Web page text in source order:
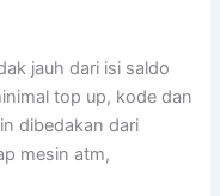
jauh dari isi saldo
top up, kode dan
dibedakan dari
mesin atm,